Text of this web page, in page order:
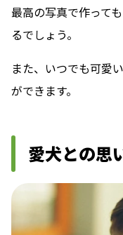
最高の写真で作って
るでしょう。
また、いつでも可愛
ができます。
愛犬との思